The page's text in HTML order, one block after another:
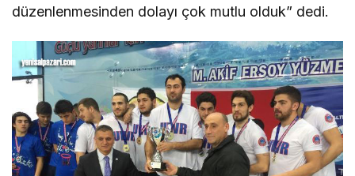
düzenlenmesinden dolayı çok mutlu olduk” dedi.